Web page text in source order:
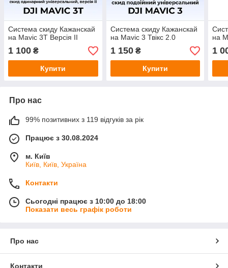
Система скиду Кажанскай
на Mavic 3T Версія ІІ
1 100 ₴
Купити
Система скиду Кажанскай
на Mavic 3 Твікс 2.0
1 150₴
Купити
на
1
Про нас
99% позитивних з 119 відгуків за рік
Працює з 30.08.2024
м. Київ
Київ, Київ, Україна
Контакти
Сьогодні працює з 10:00 до 18:00
Показати весь графік роботи
Про нас
Контакти